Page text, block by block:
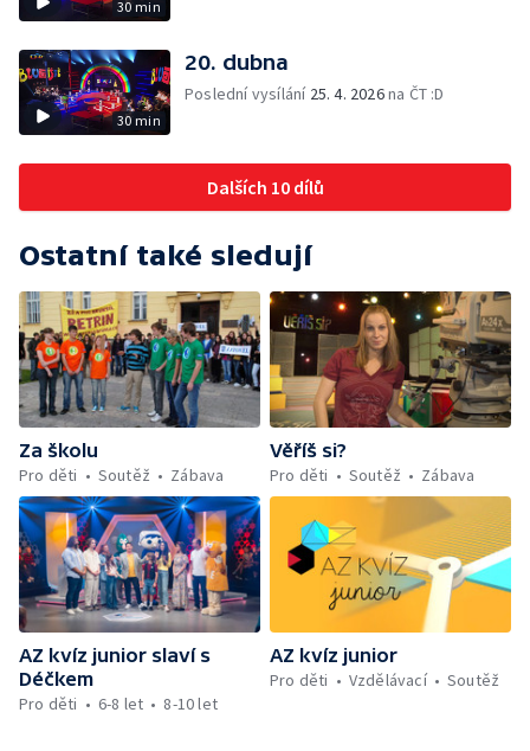
30 min
30 min
20. dubna
Poslední vysílání 25. 4. 2026na ČT :D
Dalších 10 dílů
Ostatní také sledují
Za školu
Pro děti
Soutěž Zábava
Věříš si?
Pro děti
Soutěž Zábava
AZ kvíz junior slaví s
Déčkem
Pro děti
6-8 let 8-10 let
AZ kvíz junior
Pro děti
Vzdělávací Soutěž